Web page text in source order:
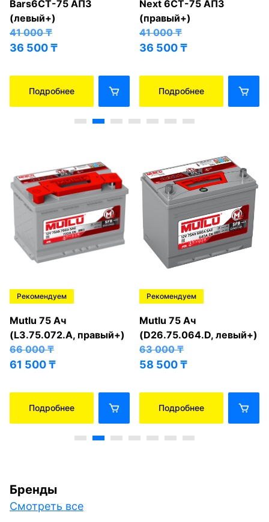
Bars6СТ-75 АПЗ
(левый+)
41 000₸
36 500₸
Подробнее
Next 6СТ-75 АПЗ
(правый+)
41 000₸
36 500₸
Подробнее
Рекомендуем
Mutlu 75 Ач
(L3.75.072.A, правый+)
66 000₸
61 500₸
Подробнее
Рекомендуем
Mutlu 75 Ач
(D26.75.064.D, левый+)
63 000₸
58 500₸
Подробнее
Бренды
Смотреть все